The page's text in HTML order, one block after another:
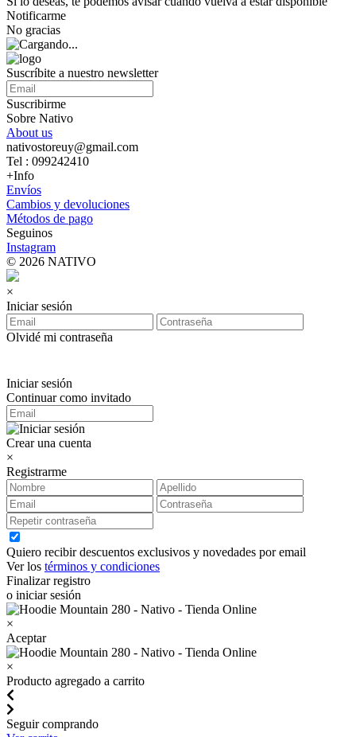
Notificarme
No gracias
Suscríbite a nuestro newsletter
Suscribirme
Sobre Nativo
About us
nativostoreuy@gmail.com
Tel : 099242410
+Info
Envíos
Cambios y devoluciones
Métodos de pago
Seguinos
Instagram
© 2026 NATIVO
×
Iniciar sesión
Olvidé mi contraseña
Iniciar sesión
Continuar como invitado
Crear una cuenta
×
Registrarme
Quiero recibir descuentos exclusivos y novedades por email
Ver los términos y condiciones
Finalizar registro
o iniciar sesión
×
Aceptar
×
Producto agregado a carrito
Seguir comprando